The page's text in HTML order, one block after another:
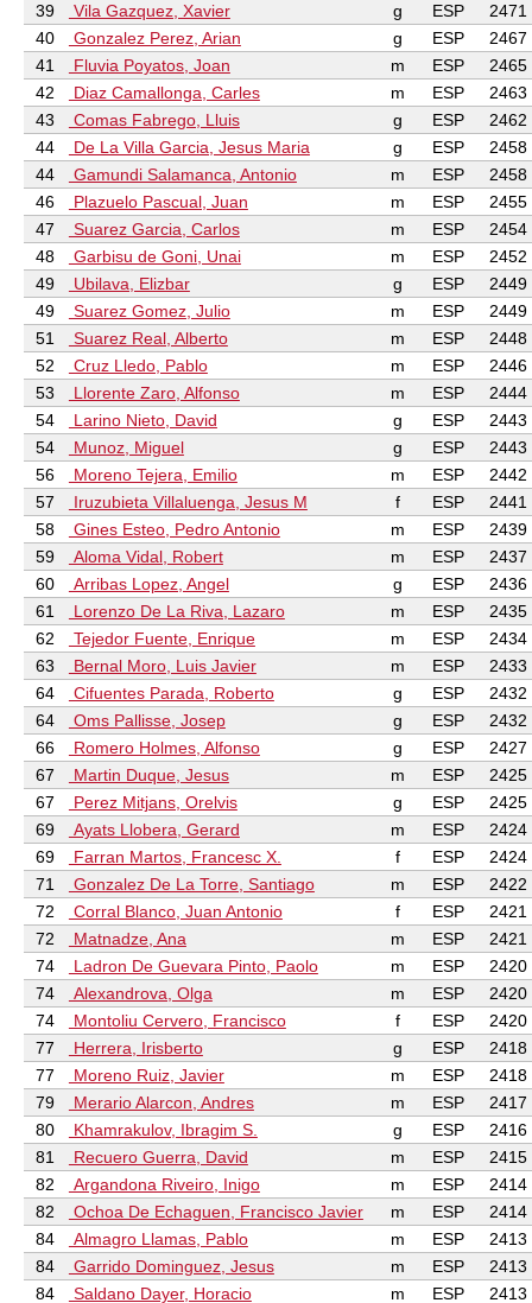
39
Vila Gazquez, Xavier g ESP
2471
40
Gonzalez Perez, Arian g ESP
2467
41
Fluvia Poyatos, Joan m ESP
2465
42
Diaz Camallonga, Carles m ESP
2463
43
Comas Fabrego, Lluis g ESP
2462
44
De La Villa Garcia, Jesus Maria g ESP
2458
44
Gamundi Salamanca, Antonio m ESP
2458
46
Plazuelo Pascual, Juan m ESP
2455
47
Suarez Garcia, Carlos m ESP
2454
48
Garbisu de Goni, Unai m ESP
2452
49
Ubilava, Elizbar g ESP
2449
49
Suarez Gomez, Julio m ESP
2449
51
Suarez Real, Alberto m ESP
2448
52
Cruz Lledo, Pablo m ESP
2446
53
Llorente Zaro, Alfonso m ESP
2444
54
Larino Nieto, David g ESP
2443
54
Munoz, Miguel g ESP
2443
56
Moreno Tejera, Emilio m ESP
2442
57
Iruzubieta Villaluenga, Jesus M f ESP
2441
58
Gines Esteo, Pedro Antonio m ESP
2439
59
Aloma Vidal, Robert m ESP
2437
60
Arribas Lopez, Angel g ESP
2436
61
Lorenzo De La Riva, Lazaro m ESP
2435
62
Tejedor Fuente, Enrique m ESP
2434
63
Bernal Moro, Luis Javier m ESP
2433
64
Cifuentes Parada, Roberto g ESP
2432
64
Oms Pallisse, Josep g ESP
2432
66
Romero Holmes, Alfonso g ESP
2427
67
Martin Duque, Jesus m ESP
2425
67
Perez Mitjans, Orelvis g ESP
2425
69
Ayats Llobera, Gerard m ESP
2424
69
Farran Martos, Francesc X. f ESP
2424
71
Gonzalez De La Torre, Santiago m ESP
2422
72
Corral Blanco, Juan Antonio f ESP
2421
72
Matnadze, Ana m ESP
2421
74
Ladron De Guevara Pinto, Paolo m ESP
2420
74
Alexandrova, Olga m ESP
2420
74
Montoliu Cervero, Francisco f ESP
2420
77
Herrera, Irisberto g ESP
2418
77
Moreno Ruiz, Javier m ESP
2418
79
Merario Alarcon, Andres m ESP
2417
80
Khamrakulov, Ibragim S. g ESP
2416
81
Recuero Guerra, David m ESP
2415
82
Argandona Riveiro, Inigo m ESP
2414
82
Ochoa De Echaguen, Francisco Javier m ESP
2414
84
Almagro Llamas, Pablo m ESP
2413
84
Garrido Dominguez, Jesus m ESP
2413
84
Saldano Dayer, Horacio m ESP
2413